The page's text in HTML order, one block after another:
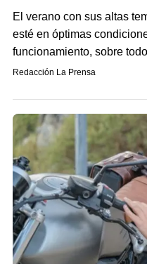
El verano con sus altas
esté en óptimas
funcionamiento, sobre
Redacción La Prensa